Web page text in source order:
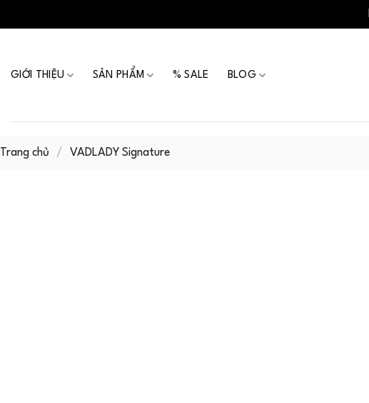
to
GIỚI THIỆU SẢN PHẨM % SALE BLOG
Trang chủ / VADLADY Signature